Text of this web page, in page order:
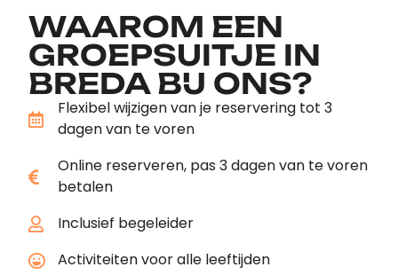
WAAROM EEN
GROEPSUITJE IN
BREDA BIJ ONS?
Flexibel wijzigen van je reservering tot 3
dagen van te voren
Online reserveren, pas 3 dagen van te voren
betalen
Inclusief begeleider
Activiteiten voor alle leeftijden